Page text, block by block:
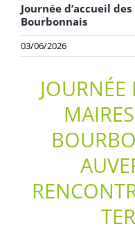
Journée d’accueil
Bourbonnais
03/06/2026
JOURNÉE